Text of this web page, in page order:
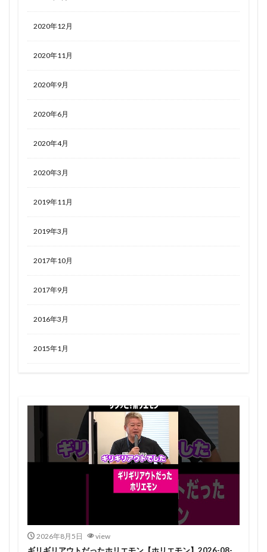
2020年12月
2020年11月
2020年9月
2020年6月
2020年4月
2020年3月
2019年11月
2019年3月
2017年10月
2017年9月
2016年3月
2015年1月
2026年8月5日 view